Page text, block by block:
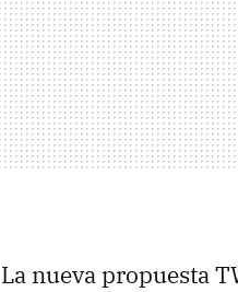
La nueva propuesta